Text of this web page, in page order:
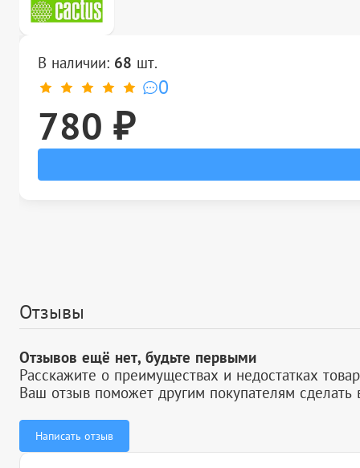
В наличии: 68 шт.
0
780 ₽
Отзывы
Отзывов ещё нет, будьте первыми
Расскажите о преимуществах и недостатках
Ваш отзыв поможет другим покупателям сделать
Написать отзыв